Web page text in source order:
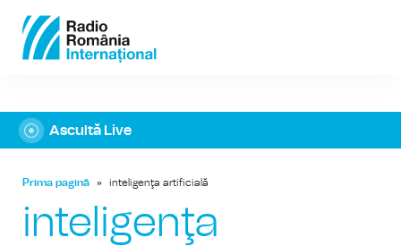
Ascultă Live
Prima pagină » inteligenţa artificială
inteligenţa